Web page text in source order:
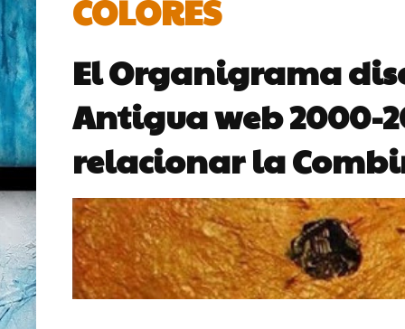
COLORES
El Organigrama
Antigua web 2000-
relacionar la